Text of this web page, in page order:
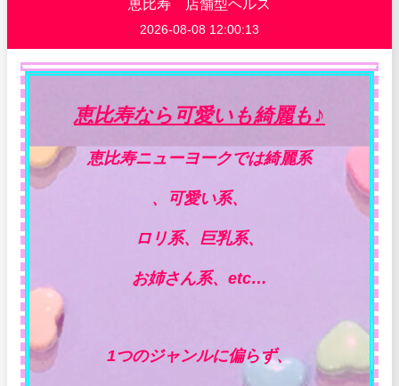
恵比寿 店舗型ヘルス
2026-08-08 12:00:13
恵比寿なら可愛いも綺麗も ♪
恵比寿ニューヨークでは綺麗系
、可愛い系、
ロリ系、巨乳系、
お姉さん系、etc…
1つのジャンルに偏らず、